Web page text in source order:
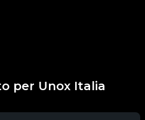
per Unox Italia